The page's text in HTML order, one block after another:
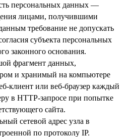
персональных данных —
лицами, получившими
требование не допускать
субъекта персональных
законного основания.
фрагмент данных,
и хранимый на компьютере
клиент или веб-браузер каждый
в HTTP-запросе при попытке
сайта.
сетевой адрес узла в
по протоколу IP.